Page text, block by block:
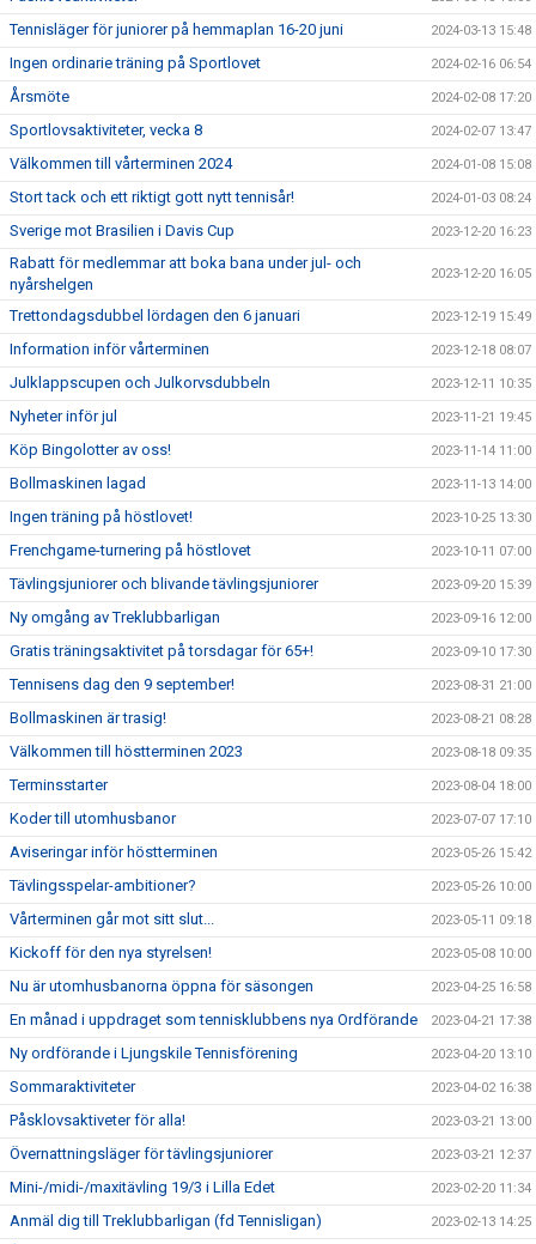
Tennisläger för juniorer på hemmaplan 16-20 juni 2024-03-13 15:48
Ingen ordinarie träning på Sportlovet 2024-02-16 06:54
Årsmöte 2024-02-08 17:20
Sportlovsaktiviteter, vecka 8 2024-02-07 13:47
Välkommen till vårterminen 2024 2024-01-08 15:08
Stort tack och ett riktigt gott nytt tennisår! 2024-01-03 08:24
Sverige mot Brasilien i Davis Cup 2023-12-20 16:23
Rabatt för medlemmar att boka bana under jul- och
nyårshelgen
2023-12-20 16:05
Trettondagsdubbel lördagen den 6 januari 2023-12-19 15:49
Information inför vårterminen 2023-12-18 08:07
Julklappscupen och Julkorvsdubbeln 2023-12-11 10:35
Nyheter inför jul 2023-11-21 19:45
Köp Bingolotter av oss! 2023-11-14 11:00
Bollmaskinen lagad 2023-11-13 14:00
Ingen träning på höstlovet! 2023-10-25 13:30
Frenchgame-turnering på höstlovet 2023-10-11 07:00
Tävlingsjuniorer och blivande tävlingsjuniorer 2023-09-20 15:39
Ny omgång av Treklubbarligan 2023-09-16 12:00
Gratis träningsaktivitet på torsdagar för 65+! 2023-09-10 17:30
Tennisens dag den 9 september! 2023-08-31 21:00
Bollmaskinen är trasig! 2023-08-21 08:28
Välkommen till höstterminen 2023 2023-08-18 09:35
Terminsstarter 2023-08-04 18:00
Koder till utomhusbanor 2023-07-07 17:10
Aviseringar inför höstterminen 2023-05-26 15:42
Tävlingsspelar-ambitioner? 2023-05-26 10:00
Vårterminen går mot sitt slut... 2023-05-11 09:18
Kickoff för den nya styrelsen! 2023-05-08 10:00
Nu är utomhusbanorna öppna för säsongen 2023-04-25 16:58
En månad i uppdraget som tennisklubbens nya Ordförande 2023-04-21 17:38
Ny ordförande i Ljungskile Tennisförening 2023-04-20 13:10
Sommaraktiviteter 2023-04-02 16:38
Påsklovsaktiveter för alla! 2023-03-21 13:00
Övernattningsläger för tävlingsjuniorer 2023-03-21 12:37
Mini-/midi-/maxitävling 19/3 i Lilla Edet 2023-02-20 11:34
Anmäl dig till Treklubbarligan (fd Tennisligan) 2023-02-13 14:25